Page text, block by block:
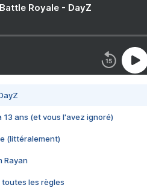
Royale - DayZ
13 ans (et vous l'avez ignoré)
(littéralement)
Rayan
toutes les règles